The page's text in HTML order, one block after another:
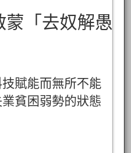
蒙「去奴解愚
賦能而無所不能
貧困弱勢的狀態